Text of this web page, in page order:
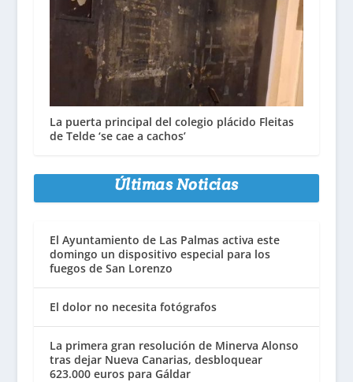
La puerta principal del colegio plácido Fleitas
de Telde ‘se cae a cachos’
Últimas Noticias
El Ayuntamiento de Las Palmas activa este
domingo un dispositivo especial para los
fuegos de San Lorenzo
El dolor no necesita fotógrafos
La primera gran resolución de Minerva Alonso
tras dejar Nueva Canarias, desbloquear
623.000 euros para Gáldar